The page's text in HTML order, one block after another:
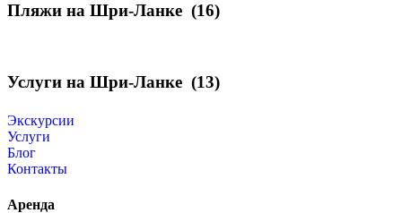
Пляжи на Шри-Ланке (16)
Услуги на Шри-Ланке (13)
Экскурсии
Услуги
Блог
Контакты
Аренда